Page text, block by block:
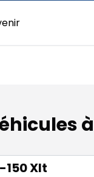
150 Xlt